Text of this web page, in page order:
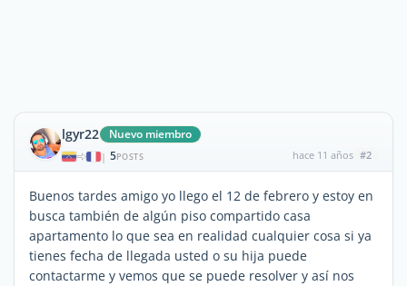
lgyr22 Nuevo miembro
| 5POSTS hace 11 años #2
Buenos tardes amigo yo llego el 12 de febrero y estoy en
busca también de algún piso compartido casa
apartamento lo que sea en realidad cualquier cosa si ya
tienes fecha de llegada usted o su hija puede
contactarme y vemos que se puede resolver y así nos